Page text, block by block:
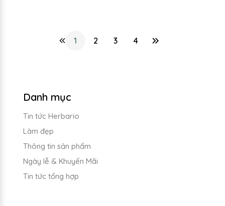
1 2 3 4
Danh mục
Tin tức Herbario
Làm đẹp
Thông tin sản phẩm
Ngày lễ & Khuyến Mãi
Tin tức tổng hợp